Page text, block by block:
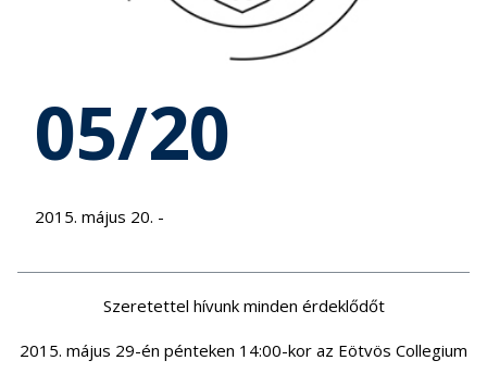
05/20
2015. május 20. -
Szeretettel hívunk minden érdeklődőt
2015. május 29-én pénteken 14:00-kor az Eötvös Collegium